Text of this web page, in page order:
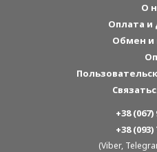
О
Оплата и
Обмен и
+38 (067)
+38 (093)
(Viber,